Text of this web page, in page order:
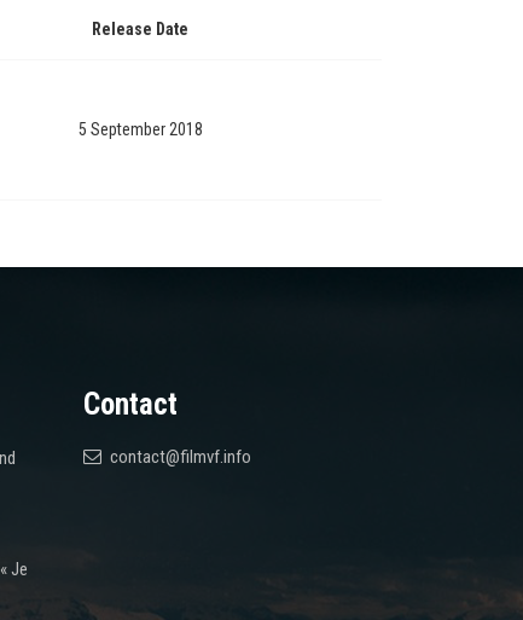
Release Date
5 September 2018
Je
Contact
contact@filmvf.info